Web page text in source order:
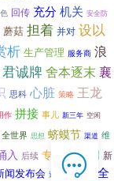
回传 充分机关 安全防
蘑菇 担着 并对 设以
析 生产管理 服务商 浪
君诚牌舍本逐末 襄
思科 心脏 策略 王龙
作 拼接 事儿 新三年 空闲
全世界 思想 蛴蟆节 渠道 维
入 后续 专场 监测网 新
闻发布会 巡店 巨龙 多天
全
